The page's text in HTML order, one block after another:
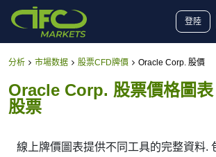
登陸
分析 市場数据 股票CFD牌價 Oracle Corp. 股價
Oracle Corp. 股票價格圖
股票
線上牌價圖表提供不同工具的完整資料.